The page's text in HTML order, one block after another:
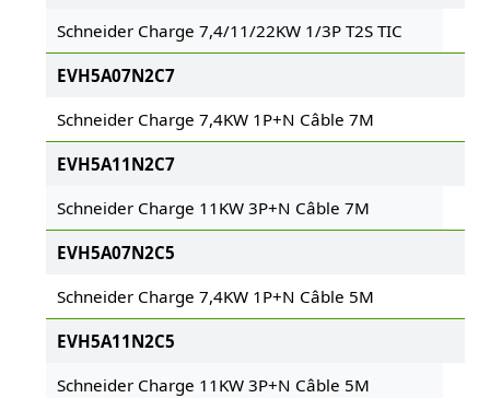
Schneider Charge 7,4/11/22KW 1/3P T2S TIC
EVH5A07N2C7
Schneider Charge 7,4KW 1P+N Câble 7M
EVH5A11N2C7
Schneider Charge 11KW 3P+N Câble 7M
EVH5A07N2C5
Schneider Charge 7,4KW 1P+N Câble 5M
EVH5A11N2C5
Schneider Charge 11KW 3P+N Câble 5M